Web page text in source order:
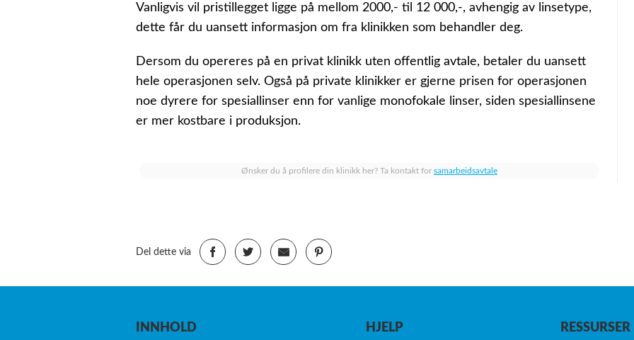
Vanligvis vil pristillegget ligge på mellom 2000,- til 12 000,-, avhengig av linsetype,
dette får du uansett informasjon om fra klinikken som behandler deg.
Dersom du opereres på en privat klinikk uten offentlig avtale, betaler du uansett
hele operasjonen selv. Også på private klinikker er gjerne prisen for operasjonen
noe dyrere for spesiallinser enn for vanlige monofokale linser, siden spesiallinsene
er mer kostbare i produksjon.
Ønsker du å profilere din klinikk her? Ta kontakt for samarbeidsavtale
Del dette via
INNHOLD
HJELP
RESSURSER